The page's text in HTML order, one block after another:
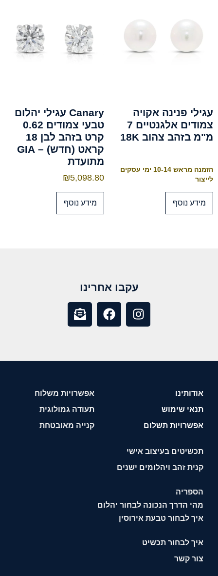
עגילי פנינה אקויה
צמודים אלגנטיים 7
מ"מ בזהב צהוב 18K
הזמנה מראש 10-14 ימי עסקים
לייצור
מידע נוסף
Canary עגילי יהלום
טבעי צמודים 0.62
קרט בזהב לבן 18
קראט (חדש) – GIA
מתועדת
₪5,098.80
מידע נוסף
עקבו אחרינו
אודותינו
תנאי שימוש
אפשרויות תשלום
אפשרויות משלוח
תעודה גמולוגית
קנייה מאובטחת
תכשיטים בעיצוב אישי
קנית זהב ויהלומים ישנים
הספריה
מהי הדרך הנכונה לבחור יהלום
איך לבחור טבעת אירוסין
איך לבחור תכשיט
צור קשר